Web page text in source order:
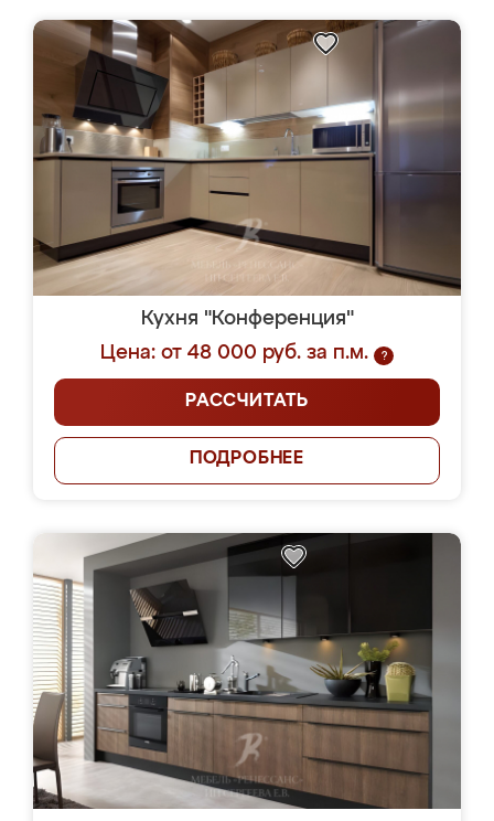
Кухня "Конференция"
Цена: от 48 000 руб. за п.м.
?
РАССЧИТАТЬ
ПОДРОБНЕЕ